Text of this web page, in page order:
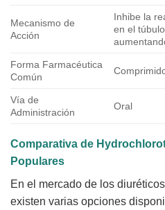
Mecanismo de
Acción
Inhibe la
en el
Forma Farmacéutica
Común
Vía de
Administración
Oral
Comparativa de
Populares
En el mercado de los
existen varias opciones